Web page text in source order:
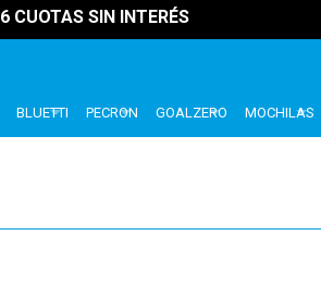
6 CUOTAS SIN INTERÉS
BLUETTI PECRON GOALZERO MOCHILAS